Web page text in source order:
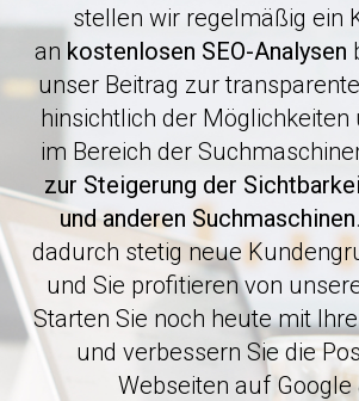
stellen wir regelmäßig ein
an kostenlosen SEO-Analysen
unser Beitrag zur
hinsichtlich der Möglichkeiten
im Bereich der
zur Steigerung der
und anderen Suchmaschinen
dadurch stetig neue
und Sie profitieren von
Starten Sie noch heute mit
und verbessern Sie die
Webseiten auf Google